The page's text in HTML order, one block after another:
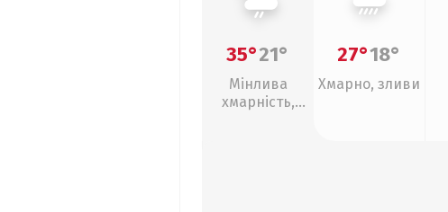
35°21°
Мінлива
хмарність,
27°18°
Хмарно, зливи